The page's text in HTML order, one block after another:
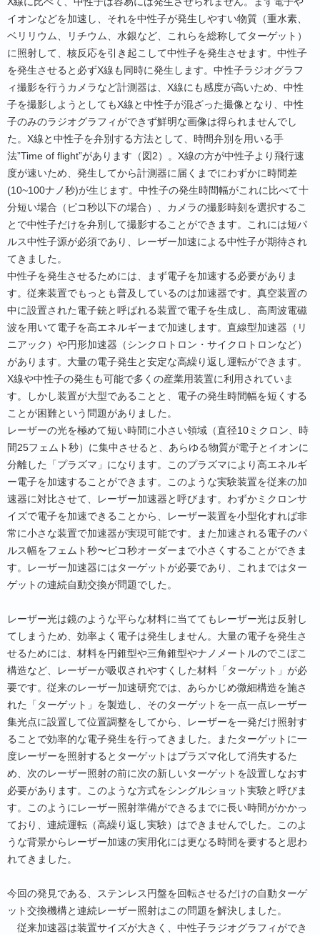
イオンなどを加速し、それを中性子が発生しやすい物質（重水素、
ベリリウム、リチウム、水銀など、これらを総称してターゲット）
に照射して、核反応を引き起こして中性子を発生させます。中性子
を発生させると必ずX線も同時に発生します。中性子ラジオグラフ
ィ撮影を行うカメラなど計測器は、X線にも感度が高いため、中性
子を撮影しようとしてもX線と中性子が混ざった撮像となり、中性
子のみのラジオグラフィができず鮮明な画像は得られませんでし
た。X線と中性子を弁別する方法として、時間弁別を用いる手
法”Time of flight”があります（図2）。X線の方が中性子より飛行速
度が速いため、発生してから計測器に届くまでにわずかに時間差
(10~100ナノ秒)が生じます。中性子の発生時間幅がこれに比べて十
分短い場合（ピコ秒以下の場合）、カメラの撮影時刻を選択するこ
とで中性子だけを弁別して撮影することができます。これには短パ
ルス中性子源が必須であり、レーザー加速による中性子が期待され
てきました。
中性子を発生させるためには、まず電子を加速する必要がありま
す。従来装置でもっとも普及しているのは加速器です。真空装置の
中に設置された電子銃と呼ばれる装置で電子を生成し、高周波電磁
波を用いて電子を高エネルギーまで加速します。直線型加速器（リ
ニアック）や円形加速器（シンクロトロン・サイクロトロンなど）
があります。大量の電子発生と安定な高繰り返し運転ができます。
X線や中性子の発生も可能で多くの産業用装置に利用されていま
す。しかし装置が大型であることと、電子の発生時間幅を短くする
ことが困難という問題がありました。
レーザーの光を極めて短い時間に小さい領域（直径10ミクロン、時
間25フェムト秒）に集中させると、あらゆる物質が電子とイオンに
分離した「プラズマ」になります。このプラズマにより高エネルギ
ー電子を加速することができます。このような実験装置を従来の加
速器に対比させて、レーザー加速器と呼びます。わずかミクロンサ
イズで電子を加速できることから、レーザー装置を小型化すれば非
常に小さな装置で加速器が実現可能です。また加速される電子のパ
ルス幅をフェムト秒〜ピコ秒オーダーまで小さくすることができま
す。レーザー加速器にはターゲットが必要であり、これまではター
ゲットの連続自動交換が問題でした。
レーザー光は鏡のような平らな材料に当ててもレーザー光は反射し
てしまうため、効率よく電子は発生しません。大量の電子を発生さ
せるためには、材料を円錐型や三角錐型やナノメートルのでこぼこ
構造など、レーザーが吸収されやすくした材料「ターゲット」が必
要です。従来のレーザー加速研究では、あらかじめ微細構造を施さ
れた「ターゲット」を製造し、そのターゲットを一点一点レーザー
集光点に設置して位置調整をしてから、レーザーを一発だけ照射す
ることで効率的な電子発生を行ってきました。またターゲットに一
度レーザーを照射するとターゲットはプラズマ化して消失するた
め、次のレーザー照射の前に次の新しいターゲットを設置しなおす
必要があります。このような方式をシングルショット実験と呼びま
す。このようにレーザー照射準備ができるまでに長い時間がかかっ
ており、連続運転（高繰り返し実験）はできませんでした。このよ
うな背景からレーザー加速の実用化には更なる時間を要すると思わ
れてきました。
今回の発見である、ステンレス円盤を回転させるだけの自動ターゲ
ット交換機構と連続レーザー照射はこの問題を解決しました。
従来加速器は装置サイズが大きく、中性子ラジオグラフィができ